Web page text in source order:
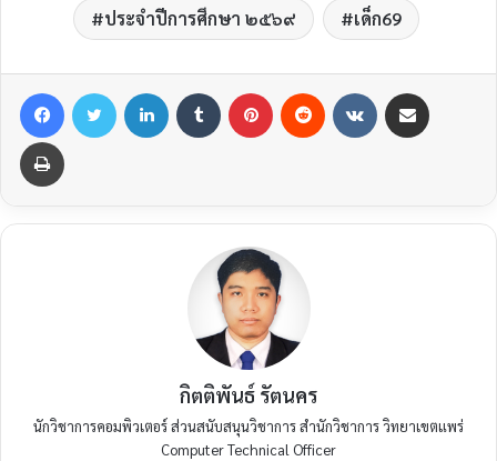
ประจำปีการศึกษา ๒๕๖๙ เด็ก69
Facebook Twitter LinkedIn Tumblr Pinterest Reddit VKontakte
Print
กิตติพันธ์ รัตนคร
นักวิชาการคอมพิวเตอร์ ส่วนสนับสนุนวิชาการ สำนักวิชาการ วิทยาเขตแพร่
Computer Technical Officer